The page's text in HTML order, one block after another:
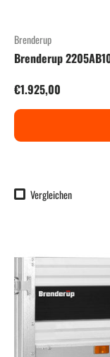
Brenderup
Brenderup
Normaler Preis
€1.925,00
Vergleichen